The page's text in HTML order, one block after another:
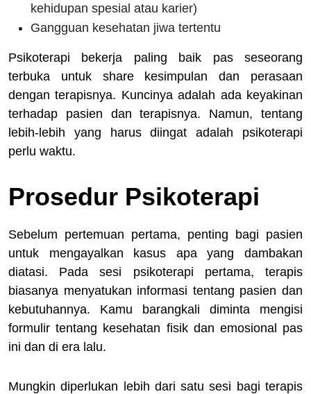
kehidupan spesial atau karier)
Gangguan kesehatan jiwa tertentu
Psikoterapi bekerja paling baik pas seseorang
terbuka untuk share kesimpulan dan perasaan
dengan terapisnya. Kuncinya adalah ada keyakinan
terhadap pasien dan terapisnya. Namun, tentang
lebih-lebih yang harus diingat adalah psikoterapi
perlu waktu.
Prosedur Psikoterapi
Sebelum pertemuan pertama, penting bagi pasien
untuk mengayalkan kasus apa yang dambakan
diatasi. Pada sesi psikoterapi pertama, terapis
biasanya menyatukan informasi tentang pasien dan
kebutuhannya. Kamu barangkali diminta mengisi
formulir tentang kesehatan fisik dan emosional pas
ini dan di era lalu.
Mungkin diperlukan lebih dari satu sesi bagi terapis